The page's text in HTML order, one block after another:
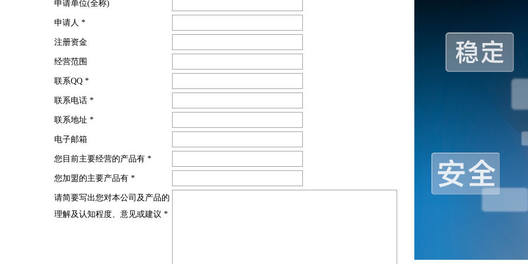
申请单位(全称)
申请人 *
注册资金
经营范围
联系QQ *
联系电话 *
联系地址 *
电子邮箱
您目前主要经营的产品有 *
您加盟的主要产品有 *
请简要写出您对本公司及产品的
理解及认知程度、意见或建议 *